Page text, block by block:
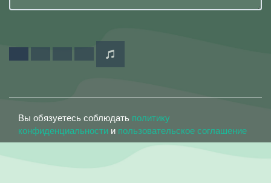
Вы обязуетесь соблюдать политику
конфиденциальности и пользовательское соглашение